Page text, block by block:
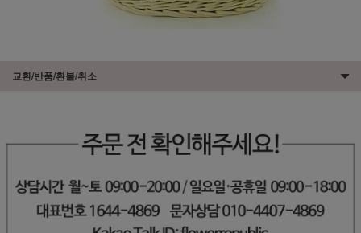
교환/반품/환불/취소